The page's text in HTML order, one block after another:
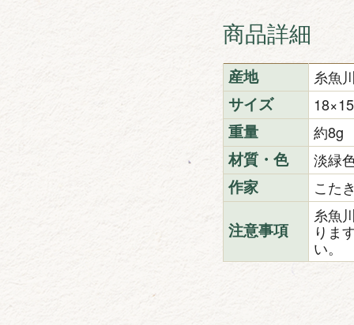
商品詳細
産地 糸魚
サイズ
重量 約8g
材質・色 淡緑
作家 こた
注意事項
糸魚
りま
い。